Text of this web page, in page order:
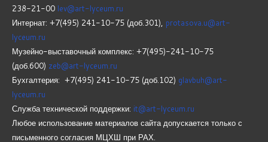
238-21-00 lev@art-lyceum.ru
Интернат: +7(495) 241-10-75 (доб.301), protasova.u@art-
lyceum.ru
Музейно-выставочный комплекс: +7(495)-241-10-75
(доб.600) zeb@art-lyceum.ru
Бухгалтерия: +7(495) 241-10-75 (доб.102) glavbuh@art-
lyceum.ru
Служба технической поддержки: it@art-lyceum.ru
Любое использование материалов сайта допускается только с
письменного согласия МЦХШ при РАХ.